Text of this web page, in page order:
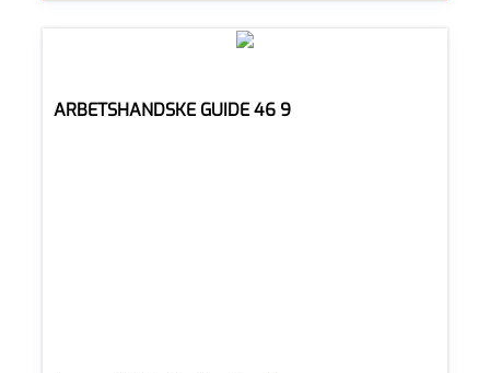
ARBETSHANDSKE GUIDE 46 9